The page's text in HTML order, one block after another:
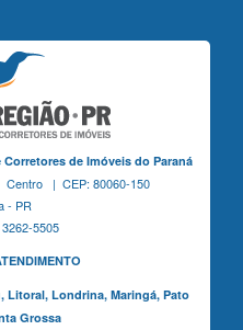
de Imóveis do Paraná
Centro | CEP: 80060-150
- PR
5505
Litoral, Londrina, Maringá, Pato
Grossa